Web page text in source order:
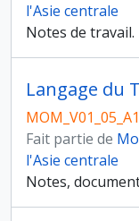
l'Asie centrale
Notes de travail.
Langage du
Fait partie de
l'Asie centrale
Notes,